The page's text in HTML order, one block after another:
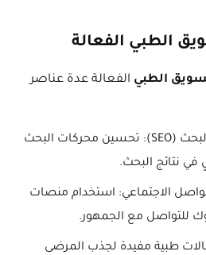
الطبي الفعالة
الطبي الفعالة عدة عناصر
التسويق عبر محركات البحث (SEO): تحسين محركات البحث
نتائج البحث.
الاجتماعي: استخدام منصات
للتواصل مع الجمهور.
طبية مفيدة لجذب المرضى